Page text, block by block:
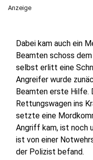
Anzeige
Dabei kam auch ein
Beamten schoss dem
selbst erlitt eine
Angreifer wurde
Beamten erste Hilfe.
Rettungswagen ins
setzte eine
Angriff kam, ist noch
ist von einer
der Polizist befand.